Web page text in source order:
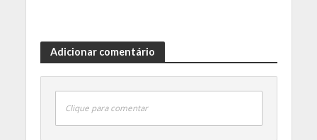
Adicionar comentário
Clique para comentar